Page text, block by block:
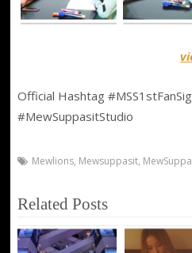
Official Hashtag
#MewSuppasitStudio
Mewlions, Mewsuppasit,
Related Posts